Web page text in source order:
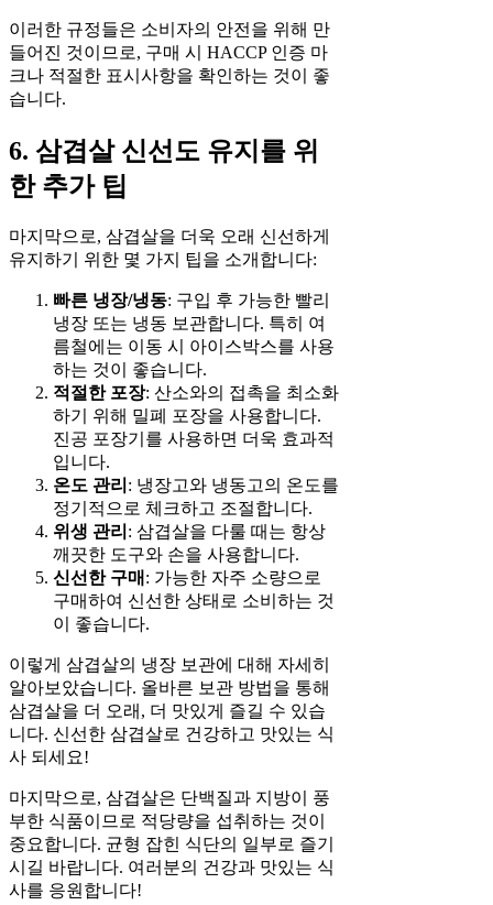
이러한 규정들은 소비자의 안전을 위해 만
들어진 것이므로, 구매 시 HACCP 인증 마
크나 적절한 표시사항을 확인하는 것이 좋
습니다.
6. 삼겹살 신선도 유지를 위
한 추가 팁
마지막으로, 삼겹살을 더욱 오래 신선하게
유지하기 위한 몇 가지 팁을 소개합니다:
빠른 냉장/냉동: 구입 후 가능한 빨리
냉장 또는 냉동 보관합니다. 특히 여
름철에는 이동 시 아이스박스를 사용
하는 것이 좋습니다.
적절한 포장: 산소와의 접촉을 최소화
하기 위해 밀폐 포장을 사용합니다.
진공 포장기를 사용하면 더욱 효과적
입니다.
온도 관리 : 냉장고와 냉동고의 온도를
정기적으로 체크하고 조절합니다.
위생 관리 : 삼겹살을 다룰 때는 항상
깨끗한 도구와 손을 사용합니다.
신선한 구매 : 가능한 자주 소량으로
구매하여 신선한 상태로 소비하는 것
이 좋습니다.
이렇게 삼겹살의 냉장 보관에 대해 자세히
알아보았습니다. 올바른 보관 방법을 통해
삼겹살을 더 오래, 더 맛있게 즐길 수 있습
니다. 신선한 삼겹살로 건강하고 맛있는 식
사 되세요!
마지막으로, 삼겹살은 단백질과 지방이 풍
부한 식품이므로 적당량을 섭취하는 것이
중요합니다. 균형 잡힌 식단의 일부로 즐기
시길 바랍니다. 여러분의 건강과 맛있는 식
사를 응원합니다!